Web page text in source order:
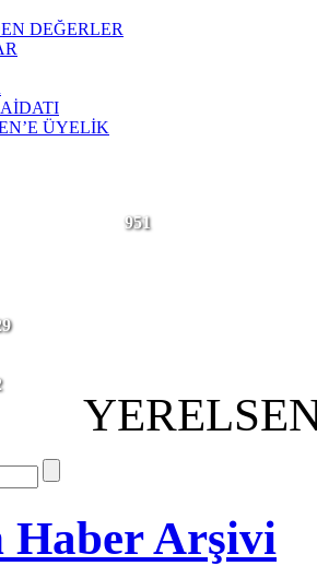
DEĞERLER
ÜYELİK
951
Haber Arşivi